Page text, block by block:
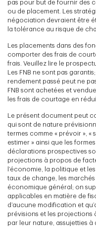
pas pour but de fournir des
ou de placement. Les
négociation devraient être
la tolérance au risque de
Les placements dans des
comporter des frais de
frais. Veuillez lire le
Les FNB ne sont pas
rendement passé peut ne
FNB sont achetées et
les frais de courtage en
Le présent document peut
qui sont de nature
termes comme « prévoir », «
estimer » ainsi que les
déclarations prospectives
projections à propos de
l’économie, la politique et
taux de change, les
économique général; on
applicables en matière de
d’aucune modification et
prévisions et les projections
par leur nature, assujetties à